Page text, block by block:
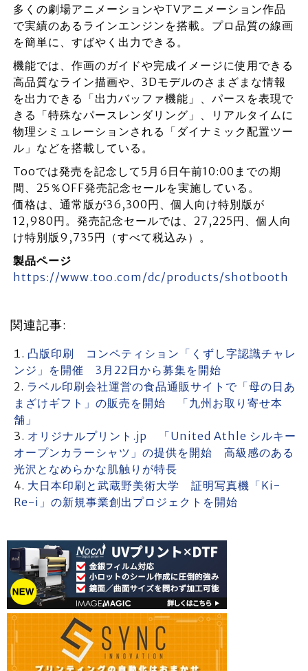
多くの劇場アニメーションやTVアニメーション作品
で実績のあるラインエンジンを搭載。プロ品質の線画
を簡単に、すばやく出力できる。
機能では、作画のガイドや完成イメージに使用できる
高品質なライン描画や、3Dモデルのさまざまな情報
を出力できる「出力バッファ機能」、パースを表現で
きる「特殊なパースレンダリング」、リアルタイムに
物理シミュレーションされる「ダイナミック配置ツー
ル」などを搭載している。
Tooでは発売を記念して5月6日午前10:00までの期
間、25％OFF発売記念セールを実施している。
価格は、通常版が36,300円、個人向け特別版が
12,980円。発売記念セールでは、27,225円、個人向
け特別版9,735円（すべて税込み）。
製品ページ
https://www.too.com/dc/products/shotbooth
関連記事:
凸版印刷 コンペティション「くずし字認識チャレ
ンジ」を開催 3月22日から募集を開始
ラベル印刷会社運営の食品通販サイトで「母の日あ
まざけギフト」の販売を開始 「九州お取り寄せ本
舗」
オリジナルプリント.jp 「United Athle シルキー
オープンカラーシャツ」の提供を開始 高級感のある
光沢となめらかな肌触りが特長
大日本印刷と武蔵野美術大学 証明写真機「Ki-
Re-i」の新規事業創出プロジェクトを開始